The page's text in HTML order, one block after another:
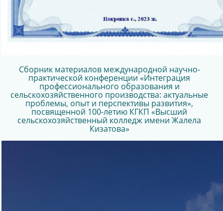
Сборник материалов международной научно-
практической конференции «Интеграция
профессионального образования и
сельскохозяйственного производства: актуальные
проблемы, опыт и перспективы развития»,
посвященной 100-летию КГКП «Высший
сельскохозяйственный колледж имени Жалела
Кизатова»